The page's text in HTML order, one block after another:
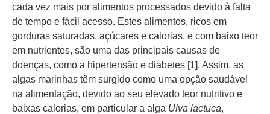
cada vez mais por alimentos processados devido à falta
de tempo e fácil acesso. Estes alimentos, ricos em
gorduras saturadas, açúcares e calorias, e com baixo teor
em nutrientes, são uma das principais causas de
doenças, como a hipertensão e diabetes [1]. Assim, as
algas marinhas têm surgido como uma opção saudável
na alimentação, devido ao seu elevado teor nutritivo e
baixas calorias, em particular a alga Ulva lactuca,